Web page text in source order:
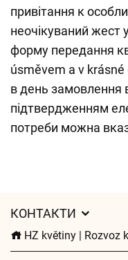
привітання к
неочікуваний
форму передання
úsměvem a v
в день замовлення
підтвердженням
потреби можна
КОНТАКТИ
HZ květiny | Rozvoz